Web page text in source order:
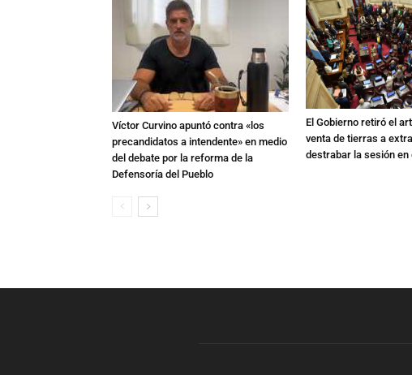
Víctor Curvino apuntó contra «los
precandidatos a intendente» en medio
del debate por la reforma de la
Defensoría del Pueblo
El Gobierno retiró el
venta de tierras a
destrabar la sesión en